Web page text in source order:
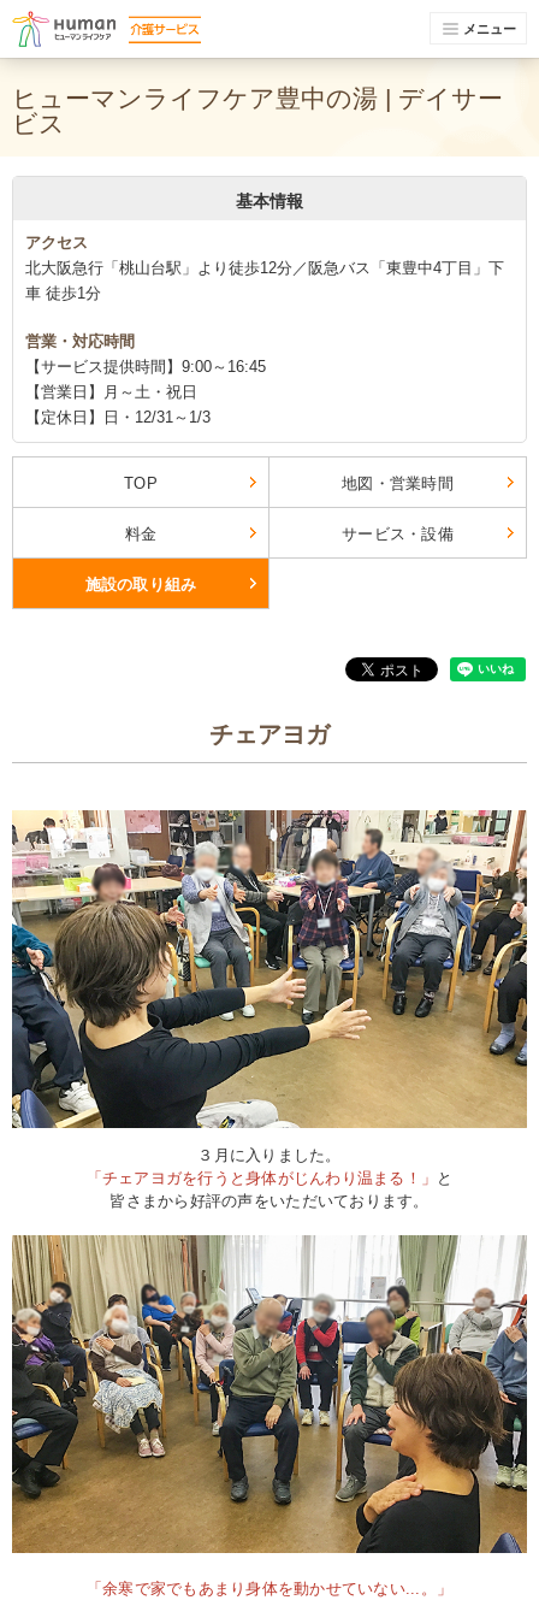
メニュー
ヒューマンライフケア豊中の湯 | デイサー
ビス
基本情報
アクセス
北大阪急行「桃山台駅」より徒歩12分／阪急バス「東豊中4丁目」下
車 徒歩1分
営業・対応時間
【サービス提供時間】9:00～16:45
【営業日】月～土・祝日
【定休日】日・12/31～1/3
TOP 地図・営業時間
料金 サービス・設備
施設の取り組み
チェアヨガ
３月に入りました。
「チェアヨガを行うと身体がじんわり温まる！」 と
皆さまから好評の声をいただいております。
「余寒で家でもあまり身体を動かせていない...。」